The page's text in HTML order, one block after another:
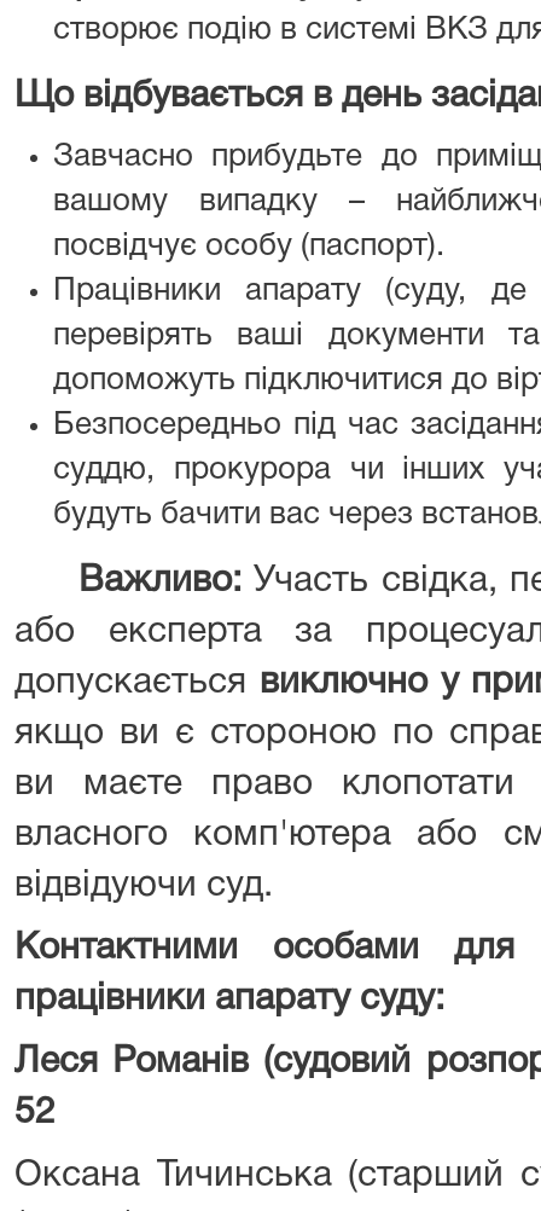
створює подію в системі ВКЗ
Що відбувається в день
Завчасно прибудьте до
вашому випадку –
посвідчує особу (паспорт).
Працівники апарату (суду,
перевірять ваші документи
допоможуть підключитися до
Безпосередньо під час
суддю, прокурора чи інших
будуть бачити вас через
Важливо: Участь свідка,
або експерта за
допускається
виключно у
якщо ви є стороною по
ви маєте право
власного комп'ютера або
відвідуючи суд.
Контактними особами для
працівники апарату суду:
Леся Романів (судовий
52
Оксана Тичинська (старший